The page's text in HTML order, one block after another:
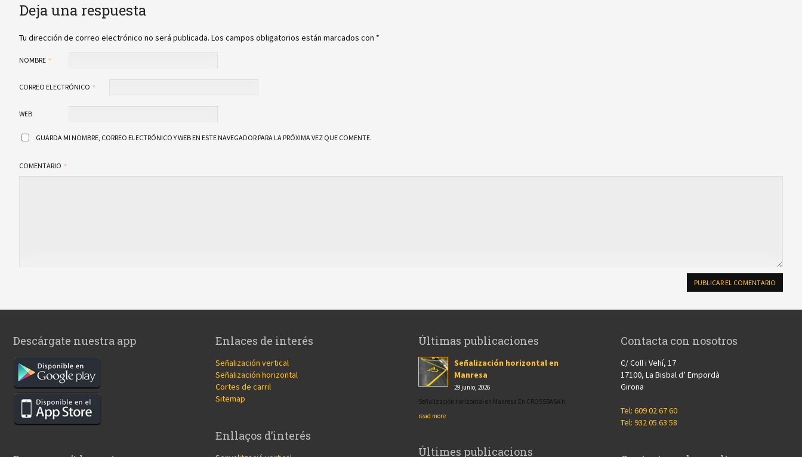
Deja una respuesta
Tu dirección de correo electrónico no será publicada. Los campos obligatorios están marcados con *
NOMBRE
CORREO ELECTRÓNICO
WEB
GUARDA MI NOMBRE, CORREO ELECTRÓNICO Y WEB EN ESTE NAVEGADOR PARA LA PRÓXIMA VEZ QUE COMENTE.
COMENTARIO
Descárgate nuestra app Enlaces de interés
Señalización vertical
Señalización horizontal
Cortes de carril
Sitemap
Enllaços d’interés
Últimas publicaciones
Señalización horizontal en
Manresa
29 junio, 2026
Señalización horizontal en Manresa En CROSSBASA h
read more
Últimes publicacions
Contacta con nosotros
C/ Coll i Vehí, 17
17100, La Bisbal d’ Empordà
Girona
Tel: 609 02 67 60
Tel: 932 05 63 58